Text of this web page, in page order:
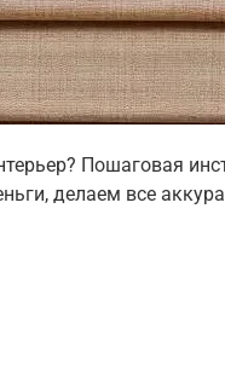
Пошаговая
делаем все